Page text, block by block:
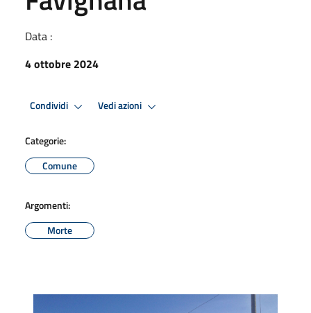
Data :
4 ottobre 2024
Condividi Vedi azioni
Categorie:
Comune
Argomenti:
Morte